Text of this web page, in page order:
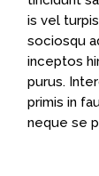
is vel
sociosqu
inceptos
purus.
primis in
neque se